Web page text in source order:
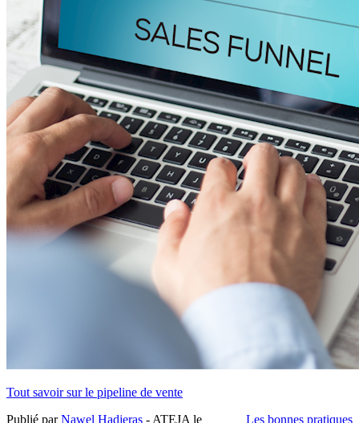
Tout savoir sur le pipeline de vente
Les bonnes pratiques
Publié parNawel Hadjeras - ATEJA le